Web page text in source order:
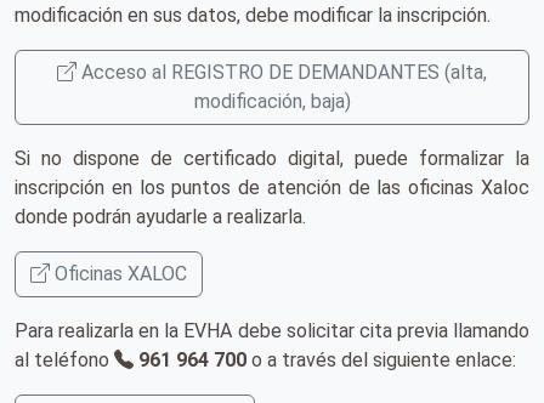
modificación en sus datos, debe modificar la inscripción.
Acceso al REGISTRO DE DEMANDANTES (alta,
modificación, baja)
Si no dispone de certificado digital, puede formalizar la
inscripción en los puntos de atención de las oficinas Xaloc
donde podrán ayudarle a realizarla.
Oficinas XALOC
Para realizarla en la EVHA debe solicitar cita previa llamando
al teléfono
961 964 700 o a través del siguiente enlace: